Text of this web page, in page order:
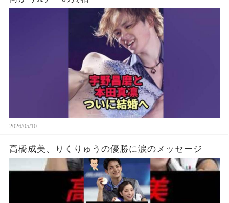
2026/05/10
高橋成美、りくりゅうの優勝に涙のメッセージ